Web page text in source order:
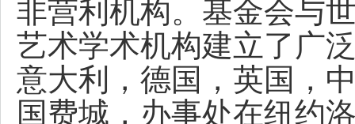
非营利机构。基金会与
艺术学术机构建立了广
意大利，德国，英国，
国费城，办事处在纽约